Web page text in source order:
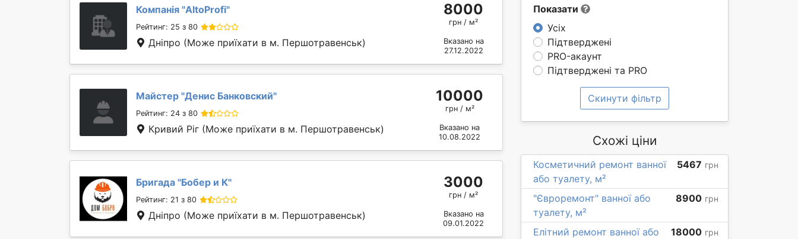
Показати
Усіх
Підтверджені
PRO-акаунт
Підтверджені та PRO
Скинути фільтр
Компанія "AltoProfi"
Рейтинг: 25 з 80
Дніпро (Може приїхати в м. Першотравенськ)
8000
грн / м²
Вказано на
27.12.2022
Майстер "Денис Банковский"
Рейтинг: 24 з 80
Кривий Ріг (Може приїхати в м. Першотравенськ)
10000
грн / м²
Вказано на
10.08.2022
Бригада "Бобер и К"
Рейтинг: 21 з 80
Дніпро (Може приїхати в м. Першотравенськ)
3000
грн / м²
Вказано на
09.01.2022
Схожі ціни
Косметичний ремонт ванної
або туалету, м²
5467 грн
"Євроремонт" ванної або
туалету, м²
8900 грн
Елітний ремонт ванної або
18000 грн